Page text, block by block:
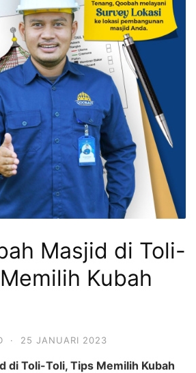
Masjid di Toli-
Kubah
· 25 JANUARI 2023
di Toli-Toli, Tips Memilih Kubah